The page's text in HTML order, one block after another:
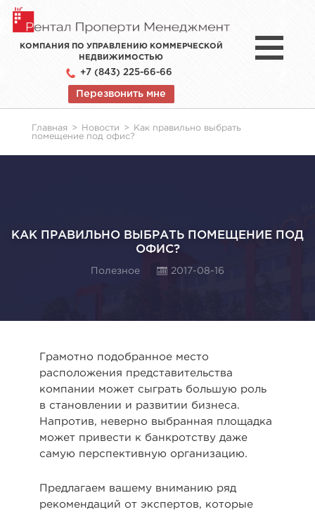
КОМПАНИЯ ПО УПРАВЛЕНИЮ КОММЕРЧЕСКОЙ
НЕДВИЖИМОСТЬЮ
+7 (843) 225-66-66
Перезвонить мне
Главная > Новости >
Как правильно выбрать
помещение под офис?
КАК ПРАВИЛЬНО ВЫБРАТЬ ПОМЕЩЕНИЕ ПОД
ОФИС?
Полезное 2017-08-16
Грамотно подобранное место
расположения представительства
компании может сыграть большую роль
в становлении и развитии бизнеса.
Напротив, неверно выбранная площадка
может привести к банкротству даже
самую перспективную организацию.
Предлагаем вашему вниманию ряд
рекомендаций от экспертов, которые